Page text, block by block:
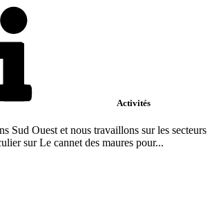
Activités
Sud Ouest et nous travaillons sur les secteurs
sur Le cannet des maures pour...